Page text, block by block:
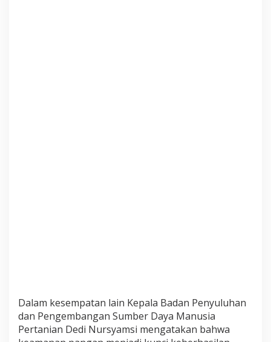
Dalam kesempatan lain Kepala Badan Penyuluhan
dan Pengembangan Sumber Daya Manusia
Pertanian Dedi Nursyamsi mengatakan bahwa